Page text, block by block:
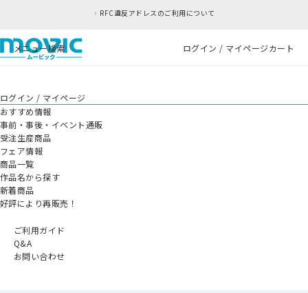
RFC違反アドレスのご利用について
メニュー検索 ログイン / マイページカート
ログイン / マイページ
おすすめ情報
事前・事後・イベント通販
受注生産商品
フェア情報
商品一覧
作品名から探す
新着商品
好評により再販売！
ご利用ガイド
Q&A
お問い合わせ